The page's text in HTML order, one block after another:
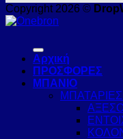
Copyright 2026 ©
Αρχική
ΠΡΟΣΦΟΡΕΣ
ΜΠΑΝΙΟ